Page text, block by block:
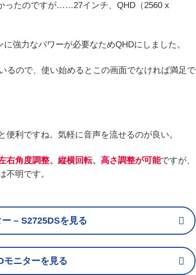
ったのですが……27インチ、QHD（2560 x
強力なパワーが必要なためQHDにしました。
るので、使い始めるとこの画面でなければ満足で
利ですね。気軽に音声を流せるのが良い。
右角度調整、縦横回転、高さ調整が可能ですが、
不明です。
– S2725DSを見る
モニターを見る